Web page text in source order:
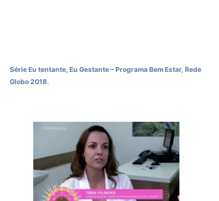
Série Eu tentante, Eu Gestante – Programa Bem Estar, Rede
Globo 2018.